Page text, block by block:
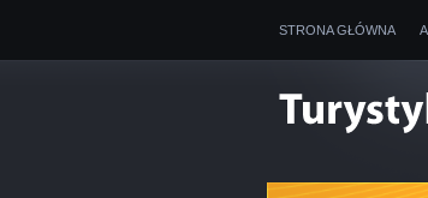
STRONA GŁÓWNA